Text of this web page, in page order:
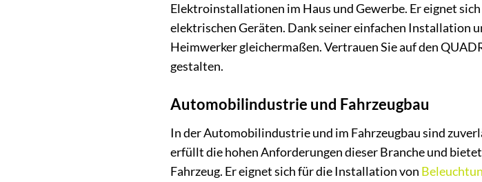
Elektroinstallationen im Haus und Gewerbe. Er eignet
elektrischen Geräten. Dank seiner einfachen Installation
Heimwerker gleichermaßen. Vertrauen Sie auf den
gestalten.
Automobilindustrie und Fahrzeugbau
In der Automobilindustrie und im Fahrzeugbau sind
erfüllt die hohen Anforderungen dieser Branche und
Fahrzeug. Er eignet sich für die Installation von